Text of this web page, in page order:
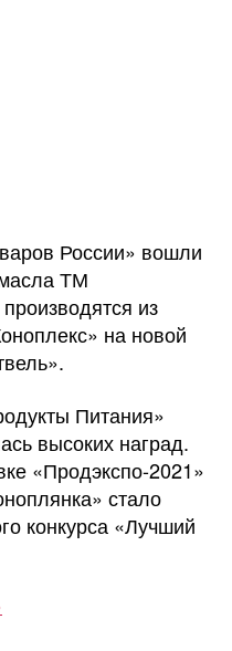
России» вошли
ТМ
из
на новой
Питания»
высоких наград.
«Продэкспо-2021»
стало
конкурса «Лучший